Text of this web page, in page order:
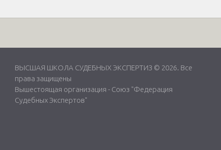
ВЫСШАЯ ШКОЛА СУДЕБНЫХ ЭКСПЕРТИЗ © 2026. Все
права защищены
Вышестоящая организация - Союз "Федерация
Судебных Экспертов"